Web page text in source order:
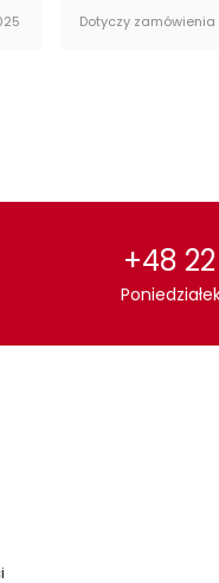
Dotyczy zamówienia
+48